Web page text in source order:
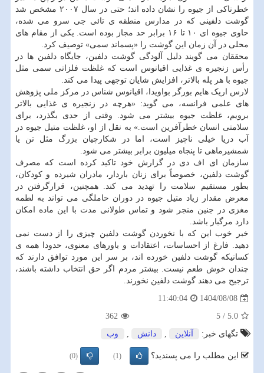
خطرناکی از جیوه را نشان داده اند؛ حتی در سال ۲۰۰۷ مشخص شد
گوشت دلفینی که در مدارس منطقه ی تائی جی سرو می شده،
حاوی جیوه ای ۱۰ تا ۱۶ برابر حد مجاز بوده است. یکی از مقام های
محلی در آن زمان این گوشت را «پسماند سمی» توصیف کرد.
محققان می گویند دلیل آلودگی گوشت دلفین، جایگاه دلفین ها در
رأس زنجیره ی غذایی اقیانوس است که غلظت فلزاتی سمی مثل
جیوه با هر پله بالاتر، افزایش شایان توجهی پیدا می کند.
لارس اریک هایم بورگر بواویدا، اقیانوس شناس در مرکز ملی پژوهش
های علمی فرانسه، می گوید: «هرچه در زنجیره ی غذایی بالاتر
برویم، غلظت جیوه بیشتر می شود. وقتی از حدی بگذرد، برای
سلامتی انسان خطرآفرین است.» به نقل از او، غلظت متیل جیوه در
آب دریا خیلی ناچیز است، اما در شکارچیان بزرگ مثل تن یا
شمشیرماهی تا پنجاه میلیون برابر بیشتر می شود.
سازمان ای اف دی در گزارش خود تاکید کرده است که مصرف
گوشت دلفین، خصوصاً برای زنان باردار، مادران شیرده و کودکان،
بطور مستقیم سلامت را تهدید می کند. همچنین، قرارگرفتن در
معرض مقدار زیاد متیل جیوه در دوران حاملگی می تواند به لطمه
مغزی در جنین منجر شود و تماس طولانی مدت با این ماده امکان
دارد مرگبار باشد.
خبر خوب این که با نخوردن گوشت دلفین چیزی را از دست نمی
دهید. فارغ از احساسات، اعتقادات و باورهای معنوی، حدودا همه ی
کسانیکه گوشت دلفین خورده اند، بر سر این مورد توافق دارند که
چندان خوش طعم نیست. بیشتر مردم اگر حق انتخاب داشته باشند،
ترجیح می دهند گوشت دلفین نخورند.
1404/08/08
11:40:04
5.0
/
5
362
تگهای خبر:
آنلاین , دانش , وب
این مطلب را می پسندید؟ (1)
(0)